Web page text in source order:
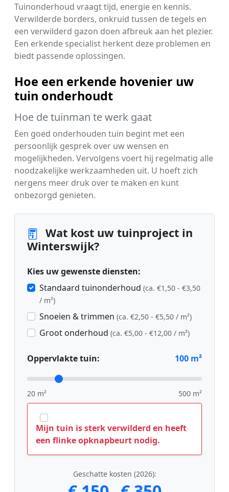
Tuinonderhoud vraagt tijd, energie en kennis.
Verwilderde borders, onkruid tussen de tegels en
een verwilderd gazon doen afbreuk aan het plezier.
Een erkende specialist herkent deze problemen en
biedt passende oplossingen.
Hoe een erkende hovenier uw
tuin onderhoudt
Hoe de tuinman te werk gaat
Een goed onderhouden tuin begint met een
persoonlijk gesprek over uw wensen en
mogelijkheden. Vervolgens voert hij regelmatig alle
noodzakelijke werkzaamheden uit. U hoeft zich
nergens meer druk over te maken en kunt
onbezorgd genieten.
Wat kost uw tuinproject in
Winterswijk?
Kies uw gewenste diensten:
Standaard tuinonderhoud (ca. €1,50 - €3,50
/ m²)
Snoeien & trimmen (ca. €2,50 - €5,50 / m²)
Groot onderhoud (ca. €5,00 - €12,00 / m²)
Oppervlakte tuin: 100 m²
20 m² 500 m²
Mijn tuin is sterk verwilderd en heeft
een flinke opknapbeurt nodig.
Geschatte kosten (2026):